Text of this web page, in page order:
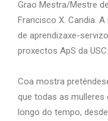
Grao Mestra/Mestre
Francisco X. Candia.
de aprendizaxe-
proxectos ApS da
Coa mostra
que todas as mulleres
longo do tempo,